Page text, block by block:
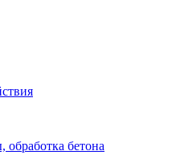
бетона